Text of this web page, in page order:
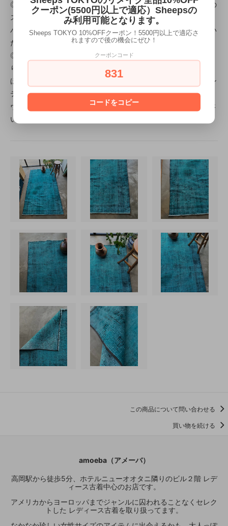
◎ヴィンテージラグは、シェービングされることにより、独特の
スレ感、シャビー感が出されます。
パイル地がシェービングされていますので、表面は少しざらつい
た感じがしますが、1週間ほどで馴染んできます。
◎ヴィンテージラグは30~50年前のラグですので、使用感があ
ります。
ほつれ、毛羽だち、染みなど見られる場合がありますが、ヴィン
テージデザインの一部として楽しんで頂ければ幸いです。
ヴィンテージラグ特有のシャビーシックな魅力をお楽しみくださ
い。
この商品について問い合わせる
買い物を続ける
amoeba（アメーバ）
高岡駅から徒歩5分、ホテルニューオオタニ隣りのビル２階 レデ
ィース古着中心のお店です。
アメリカからヨーロッパまでジャンルに囚われることなくセレク
トした レディース古着を取り扱ってます。
クーポン(5500円以上で適応）Sheepsの
み利用可能となります。
Sheeps TOKYO 10%OFFクーポン！5500円以上で適応さ
れますので後の機会にぜひ！
クーポンコード
831
コードをコピー